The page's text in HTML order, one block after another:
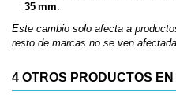
35 mm.
Este cambio solo afecta a
resto de marcas no se ven
4 OTROS PRODUCTOS